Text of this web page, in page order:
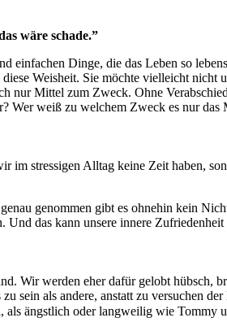
wäre schade.”
einfachen Dinge, die das Leben so
Weisheit. Sie möchte vielleicht nicht
nur Mittel zum Zweck. Ohne
Wer weiß zu welchem Zweck es nur das
im stressigen Alltag keine Zeit haben,
genommen gibt es ohnehin kein
das kann unsere innere
Wir werden eher dafür gelobt hübsch,
sein als andere, anstatt zu versuchen
als ängstlich oder langweilig wie Tommy